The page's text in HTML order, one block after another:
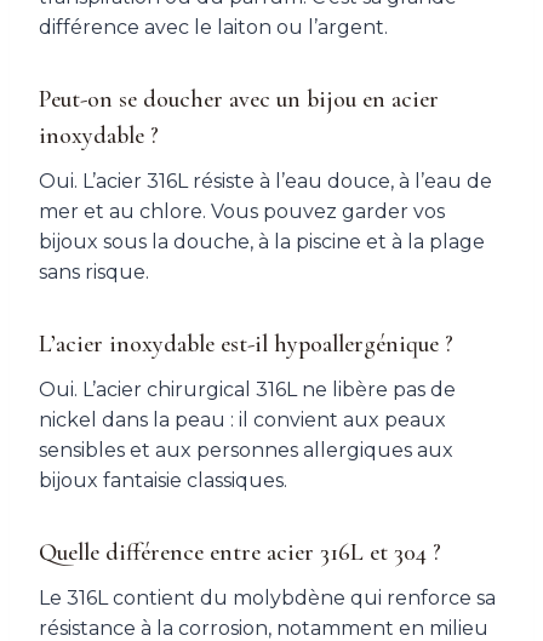
différence avec le laiton ou l’argent.
Peut-on se doucher avec un bijou en acier
inoxydable ?
Oui. L’acier 316L résiste à l’eau douce, à l’eau de
mer et au chlore. Vous pouvez garder vos
bijoux sous la douche, à la piscine et à la plage
sans risque.
L’acier inoxydable est-il hypoallergénique ?
Oui. L’acier chirurgical 316L ne libère pas de
nickel dans la peau : il convient aux peaux
sensibles et aux personnes allergiques aux
bijoux fantaisie classiques.
Quelle différence entre acier 316L et 304 ?
Le 316L contient du molybdène qui renforce sa
résistance à la corrosion, notamment en milieu